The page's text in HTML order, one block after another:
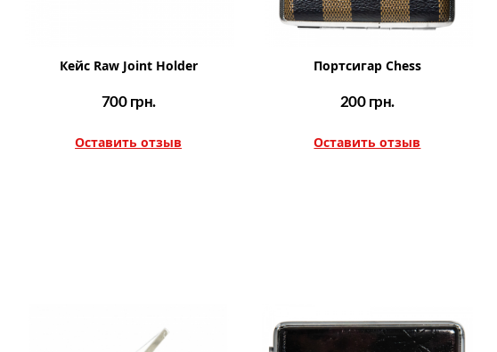
Кейс Raw Joint Holder
700 грн.
Оставить отзыв
Портсигар Chess
200 грн.
Оставить отзыв